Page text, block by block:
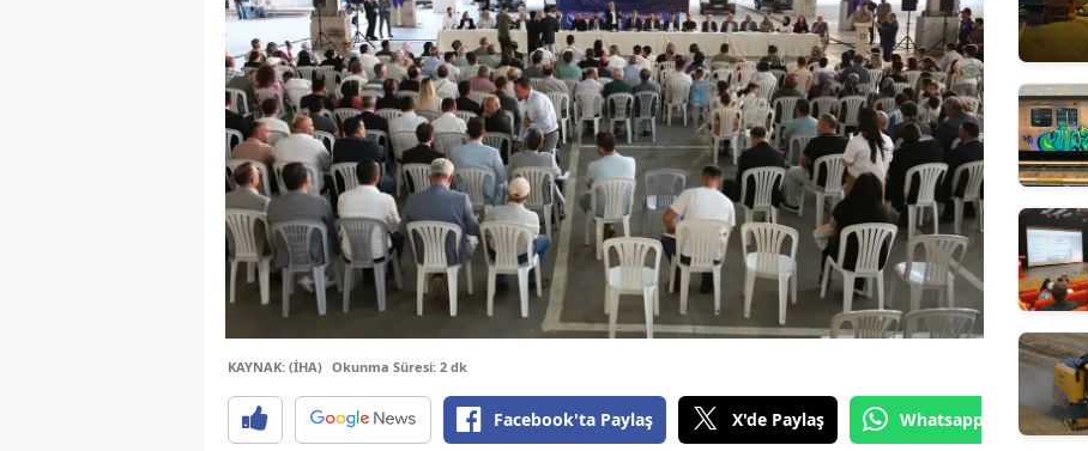
KAYNAK: (İHA) Okunma Süresi: 2 dk
Facebook'ta Paylaş X'de Paylaş Whatsapp'tan Gönder